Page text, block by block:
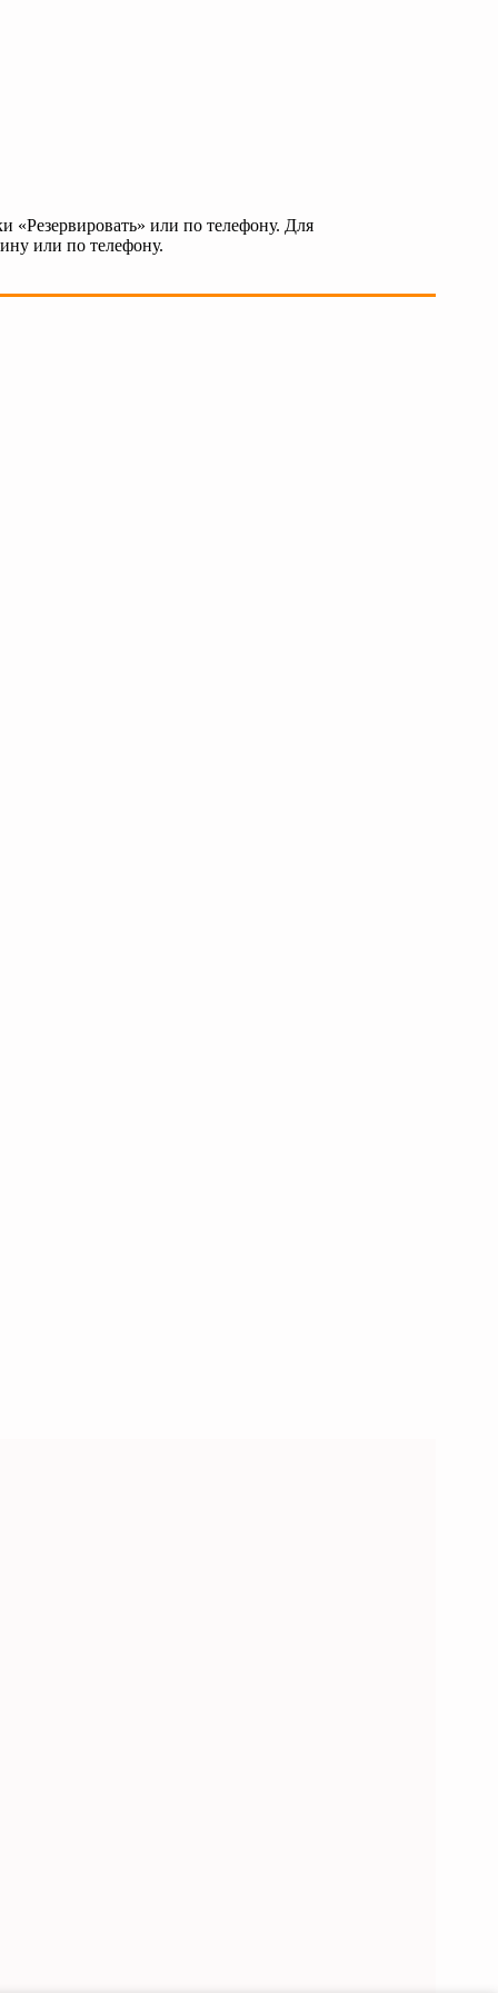
«Резервировать» или по телефону. Для
или по телефону.